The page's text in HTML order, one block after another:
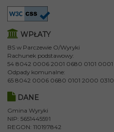
WPŁATY
BS w Parczewie O/Wyryki
Rachunek podstawowy:
54 8042 0006 2001 0680 0101 0001
Odpady komunalne:
65 8042 0006 0680 0101 2000 0310
DANE
Gmina Wyryki
NIP: 5651445591
REGON: 110197842